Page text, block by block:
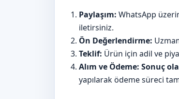
Paylaşım: WhatsApp
iletirsiniz.
Ön Değerlendirme:
Teklif: Ürün için adil ve
Alım ve Ödeme: Sonuç
yapılarak ödeme süreci